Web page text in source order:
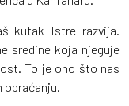
kutak Istre razvija.
sredine koja njeguje
To je ono što nas
obraćanju.